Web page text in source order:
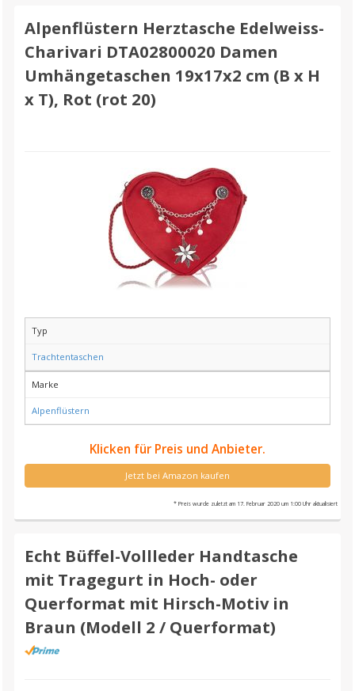
Alpenflüstern Herztasche Edelweiss-
Charivari DTA02800020 Damen
Umhängetaschen 19x17x2 cm (B x H
x T), Rot (rot 20)
Typ
Trachtentaschen
Marke
Alpenflüstern
Klicken für Preis und Anbieter.
Jetzt bei Amazon kaufen
* Preis wurde zuletzt am 17. Februar 2020 um 1:00 Uhr aktualisiert
Echt Büffel-Vollleder Handtasche
mit Tragegurt in Hoch- oder
Querformat mit Hirsch-Motiv in
Braun (Modell 2 / Querformat)